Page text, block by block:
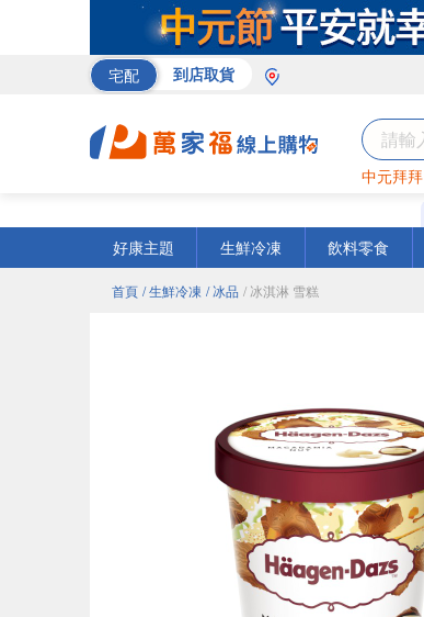
宅配 到店取貨
中元拜拜
好康主題
生鮮冷凍 飲料零食
首頁 / 生鮮冷凍 / 冰品 / 冰淇淋 雪糕